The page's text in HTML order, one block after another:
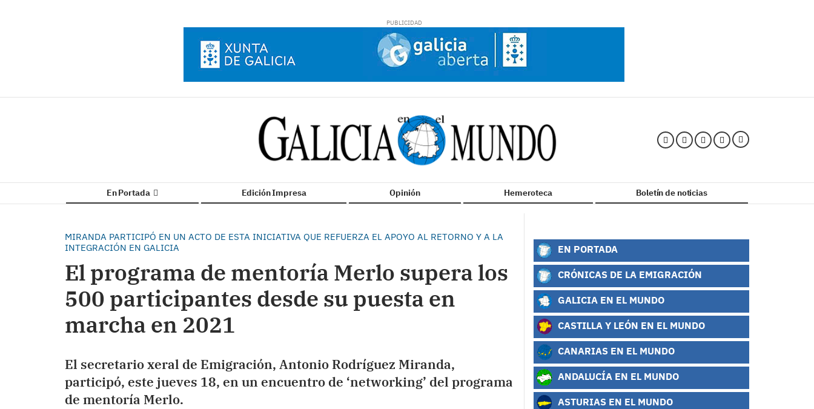
En Portada Edición Impresa Opinión Hemeroteca Boletín de noticias
MIRANDA PARTICIPÓ EN UN ACTO DE ESTA INICIATIVA QUE REFUERZA EL APOYO AL RETORNO Y A LA
INTEGRACIÓN EN GALICIA
El programa de mentoría Merlo supera los
500 participantes desde su puesta en
marcha en 2021
El secretario xeral de Emigración, Antonio Rodríguez Miranda,
participó, este jueves 18, en un encuentro de ‘networking’ del programa
de mentoría Merlo.
EN PORTADA
CRÓNICAS DE LA EMIGRACIÓN
GALICIA EN EL MUNDO
CASTILLA Y LEÓN EN EL MUNDO
CANARIAS EN EL MUNDO
ANDALUCÍA EN EL MUNDO
ASTURIAS EN EL MUNDO